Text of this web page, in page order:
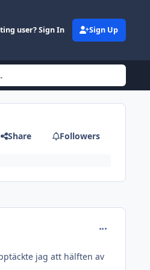
user? Sign In Sign Up
Share Followers
jag att hälften av